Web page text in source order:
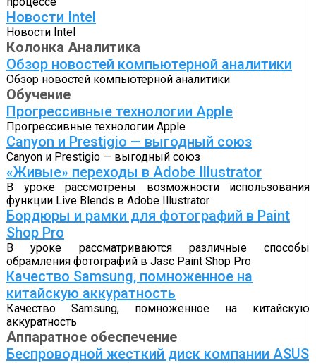
Новости Intel
Новости Intel
Колонка Аналитика
Обзор новостей компьютерной аналитики
Обзор новостей компьютерной аналитики
Обучение
Прогрессивные технологии Apple
Прогрессивные технологии Apple
Canyon и Prestigio — выгодный союз
Canyon и Prestigio — выгодный союз
«Живые» переходы в Adobe Illustrator
В уроке рассмотрены возможности использования
функции Live Blends в Adobe Illustrator
Бордюры и рамки для фотографий в Paint
Shop Pro
В уроке рассматриваются различные способы
обрамления фотографий в Jasc Paint Shop Pro
Качество Samsung, помноженное на
китайскую аккуратность
Качество Samsung, помноженное на китайскую
аккуратность
Аппаратное обеспечение
Беспроводной жесткий диск компании ASUS